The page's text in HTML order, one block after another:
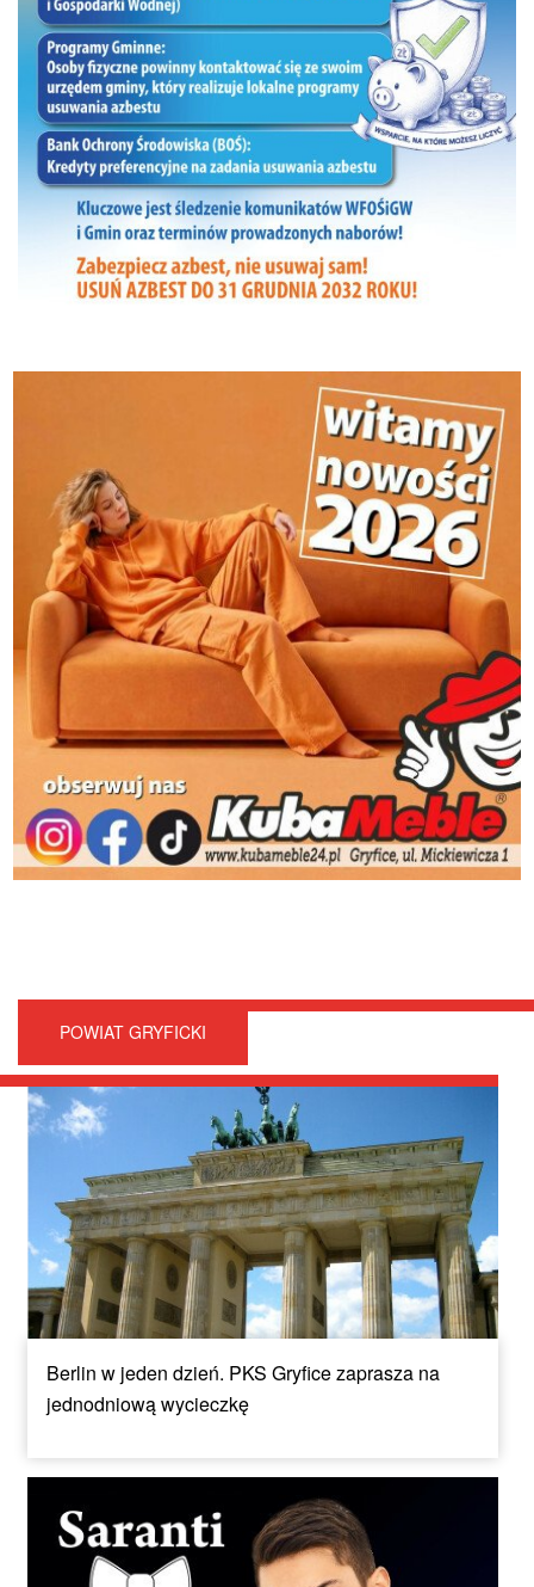
POWIAT GRYFICKI
Berlin w jeden dzień. PKS Gryfice zaprasza na
jednodniową wycieczkę